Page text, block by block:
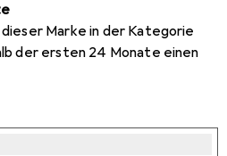
Marke in der Kategorie
der ersten 24 Monate einen